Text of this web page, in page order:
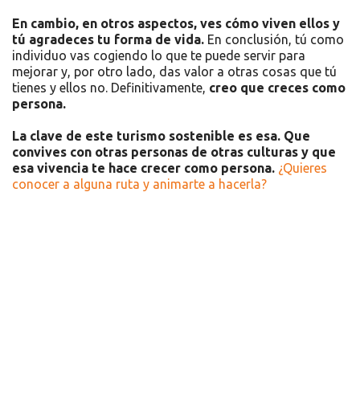
En cambio, en otros aspectos, ves cómo viven ellos y
tú agradeces tu forma de vida. En conclusión, tú como
individuo vas cogiendo lo que te puede servir para
mejorar y, por otro lado, das valor a otras cosas que tú
tienes y ellos no. Definitivamente, creo que creces como
persona.
La clave de este turismo sostenible es esa. Que
convives con otras personas de otras culturas y que
esa vivencia te hace crecer como persona. ¿Quieres
conocer a alguna ruta y animarte a hacerla?